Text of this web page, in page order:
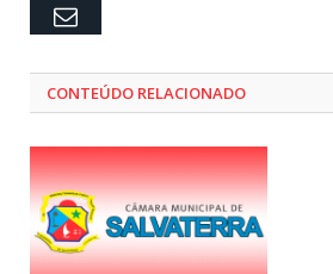
Email
CONTEÚDO RELACIONADO